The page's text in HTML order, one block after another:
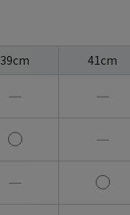
39cm 41cm
― ―
―
―